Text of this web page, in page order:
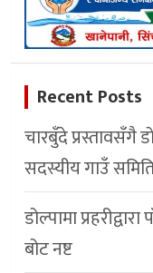
Recent Posts
चारबुँदे प्रस्तावसँगै
सदस्यीय गाउँ
डोल्पामा
बोट नष्ट